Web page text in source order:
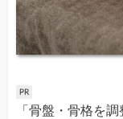
「骨盤・骨格を